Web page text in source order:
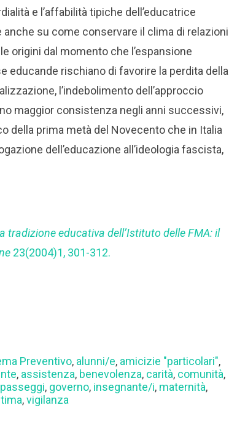
e l’affabilità tipiche dell’educatrice
su come conservare il clima di relazioni
origini dal momento che l’espansione
educande rischiano di favorire la perdita della
l’indebolimento dell’approccio
maggior consistenza negli anni successivi,
della prima metà del Novecento che in Italia
dell’educazione all’ideologia fascista,
tradizione educativa dell’Istituto delle FMA: il
23(2004)1, 301-312.
Preventivo, alunni/e, amicizie "particolari",
, assistenza, benevolenza, carità, comunità,
, governo, insegnante/i, maternità,
,vigilanza